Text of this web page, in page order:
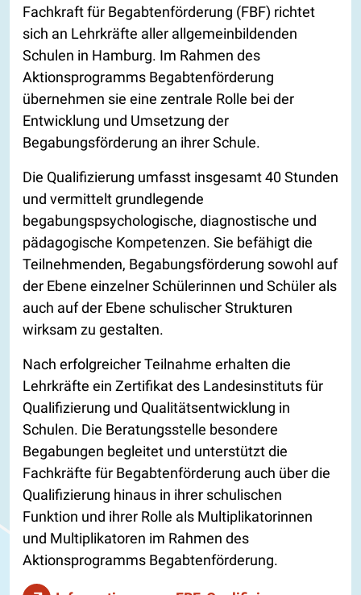
Fachkraft für Begabtenförderung (FBF) richtet
sich an Lehrkräfte aller allgemeinbildenden
Schulen in Hamburg. Im Rahmen des
Aktionsprogramms Begabtenförderung
übernehmen sie eine zentrale Rolle bei der
Entwicklung und Umsetzung der
Begabungsförderung an ihrer Schule.
Die Qualifizierung umfasst insgesamt 40 Stunden
und vermittelt grundlegende
begabungspsychologische, diagnostische und
pädagogische Kompetenzen. Sie befähigt die
Teilnehmenden, Begabungsförderung sowohl auf
der Ebene einzelner Schülerinnen und Schüler als
auch auf der Ebene schulischer Strukturen
wirksam zu gestalten.
Nach erfolgreicher Teilnahme erhalten die
Lehrkräfte ein Zertifikat des Landesinstituts für
Qualifizierung und Qualitätsentwicklung in
Schulen. Die Beratungsstelle besondere
Begabungen begleitet und unterstützt die
Fachkräfte für Begabtenförderung auch über die
Qualifizierung hinaus in ihrer schulischen
Funktion und ihrer Rolle als Multiplikatorinnen
und Multiplikatoren im Rahmen des
Aktionsprogramms Begabtenförderung.